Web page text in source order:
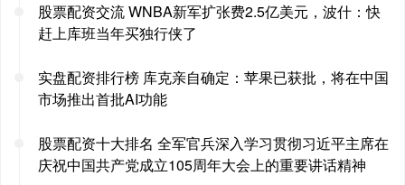
股票配资交流 WNBA新军扩张费2.5亿美元，波什：快
赶上库班当年买独行侠了
实盘配资排行榜 库克亲自确定：苹果已获批，将在中国
市场推出首批AI功能
股票配资十大排名 全军官兵深入学习贯彻习近平主席在
庆祝中国共产党成立105周年大会上的重要讲话精神